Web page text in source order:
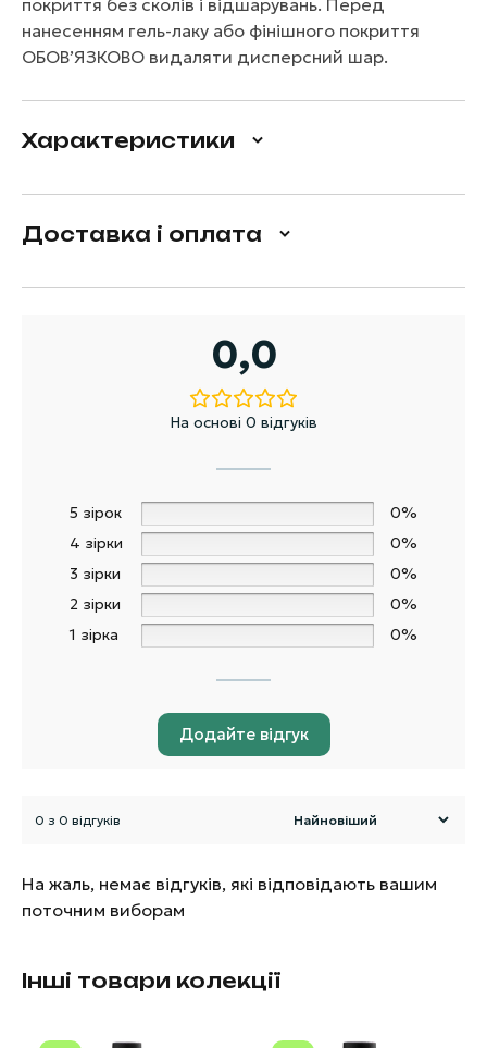
покриття без сколів і відшарувань. Перед
нанесенням гель-лаку або фінішного покриття
ОБОВ’ЯЗКОВО видаляти дисперсний шар.
Характеристики
Доставка і оплата
0,0
На основі 0 відгуків
5 зірок
0%
4 зірки
0%
3 зірки
0%
2 зірки
0%
1 зірка
0%
Додайте відгук
0 з 0 відгуків
На жаль, немає відгуків, які відповідають вашим
поточним виборам
Інші товари колекції